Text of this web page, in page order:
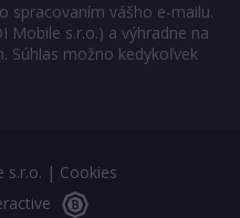
spracovaním vášho e-mailu.
Mobile s.r.o.) a výhradne na
Súhlas možno kedykoľvek
s.r.o. | Cookies